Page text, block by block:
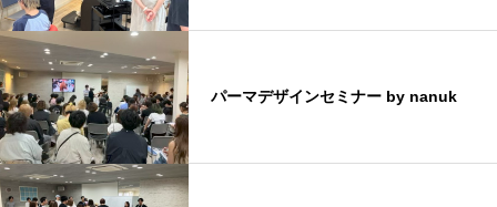
パーマデザインセミナー by nanuk